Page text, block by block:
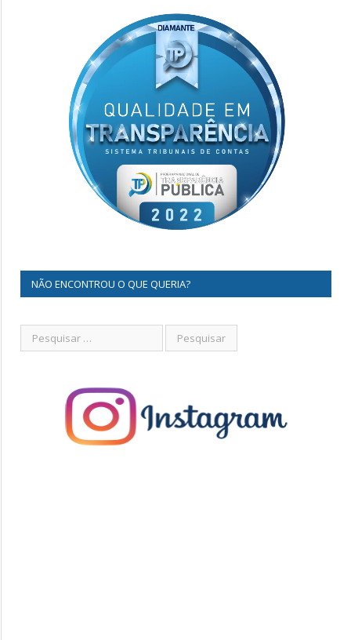
NÃO ENCONTROU O QUE QUERIA?